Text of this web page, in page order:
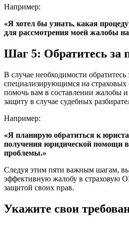
Например:
«Я хотел бы узнать, какая
для рассмотрения моей жалобы
Шаг 5: Обратитесь за
В случае необходимости
специализирующимся на
помочь вам в составлении жалобы
защиту в случае судебных
Например:
«Я планирую обратиться к
получения юридической помощи
проблемы.»
Следуя этим пяти важным шагам,
эффективную жалобу в страховую
защитой своих прав.
Укажите свои